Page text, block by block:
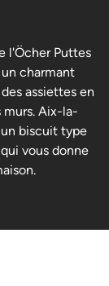
l'Öcher Puttes
charmant
assiettes en
murs. Aix-la-
biscuit type
vous donne